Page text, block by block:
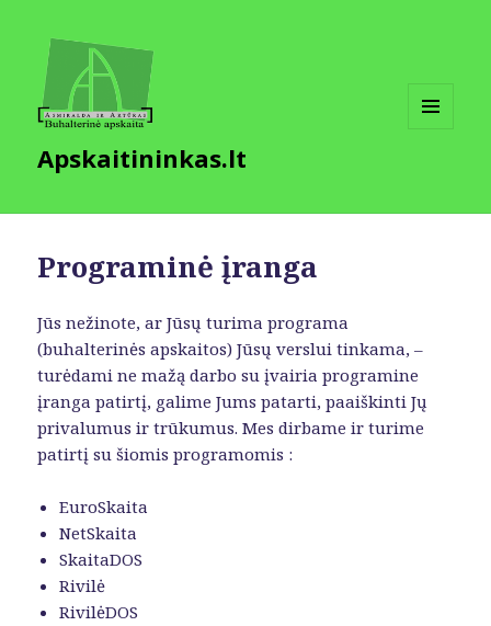
Apskaitininkas.lt
Programinė įranga
Jūs nežinote, ar Jūsų turima programa
(buhalterinės apskaitos) Jūsų verslui tinkama, –
turėdami ne mažą darbo su įvairia programine
įranga patirtį, galime Jums patarti, paaiškinti Jų
privalumus ir trūkumus. Mes dirbame ir turime
patirtį su šiomis programomis :
EuroSkaita
NetSkaita
SkaitaDOS
Rivilė
RivilėDOS